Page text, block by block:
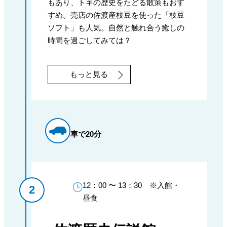
もあり、トキの歴史をたどる散策もおす
すめ。売店の佐渡産枝豆を使った「枝豆
ソフト」も人気。自然と触れ合う癒しの
時間を過ごしてみては？
もっと見る
車で20分
12：00 〜 13：30 ※入館・
昼食